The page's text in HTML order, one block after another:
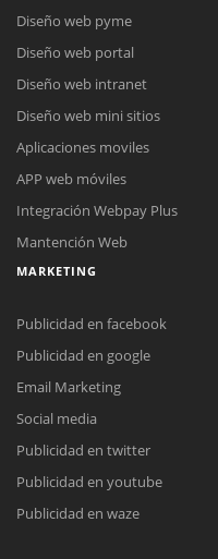
Meet
Todos nuestros ejecutivos
Diseño web pyme
Diseño web portal
Diseño web intranet
Diseño web mini sitios
Aplicaciones moviles
APP web móviles
Integración Webpay Plus
Mantención Web
MARKETING
Publicidad en facebook
Publicidad en google
Email Marketing
Social media
Publicidad en twitter
Publicidad en youtube
Publicidad en waze